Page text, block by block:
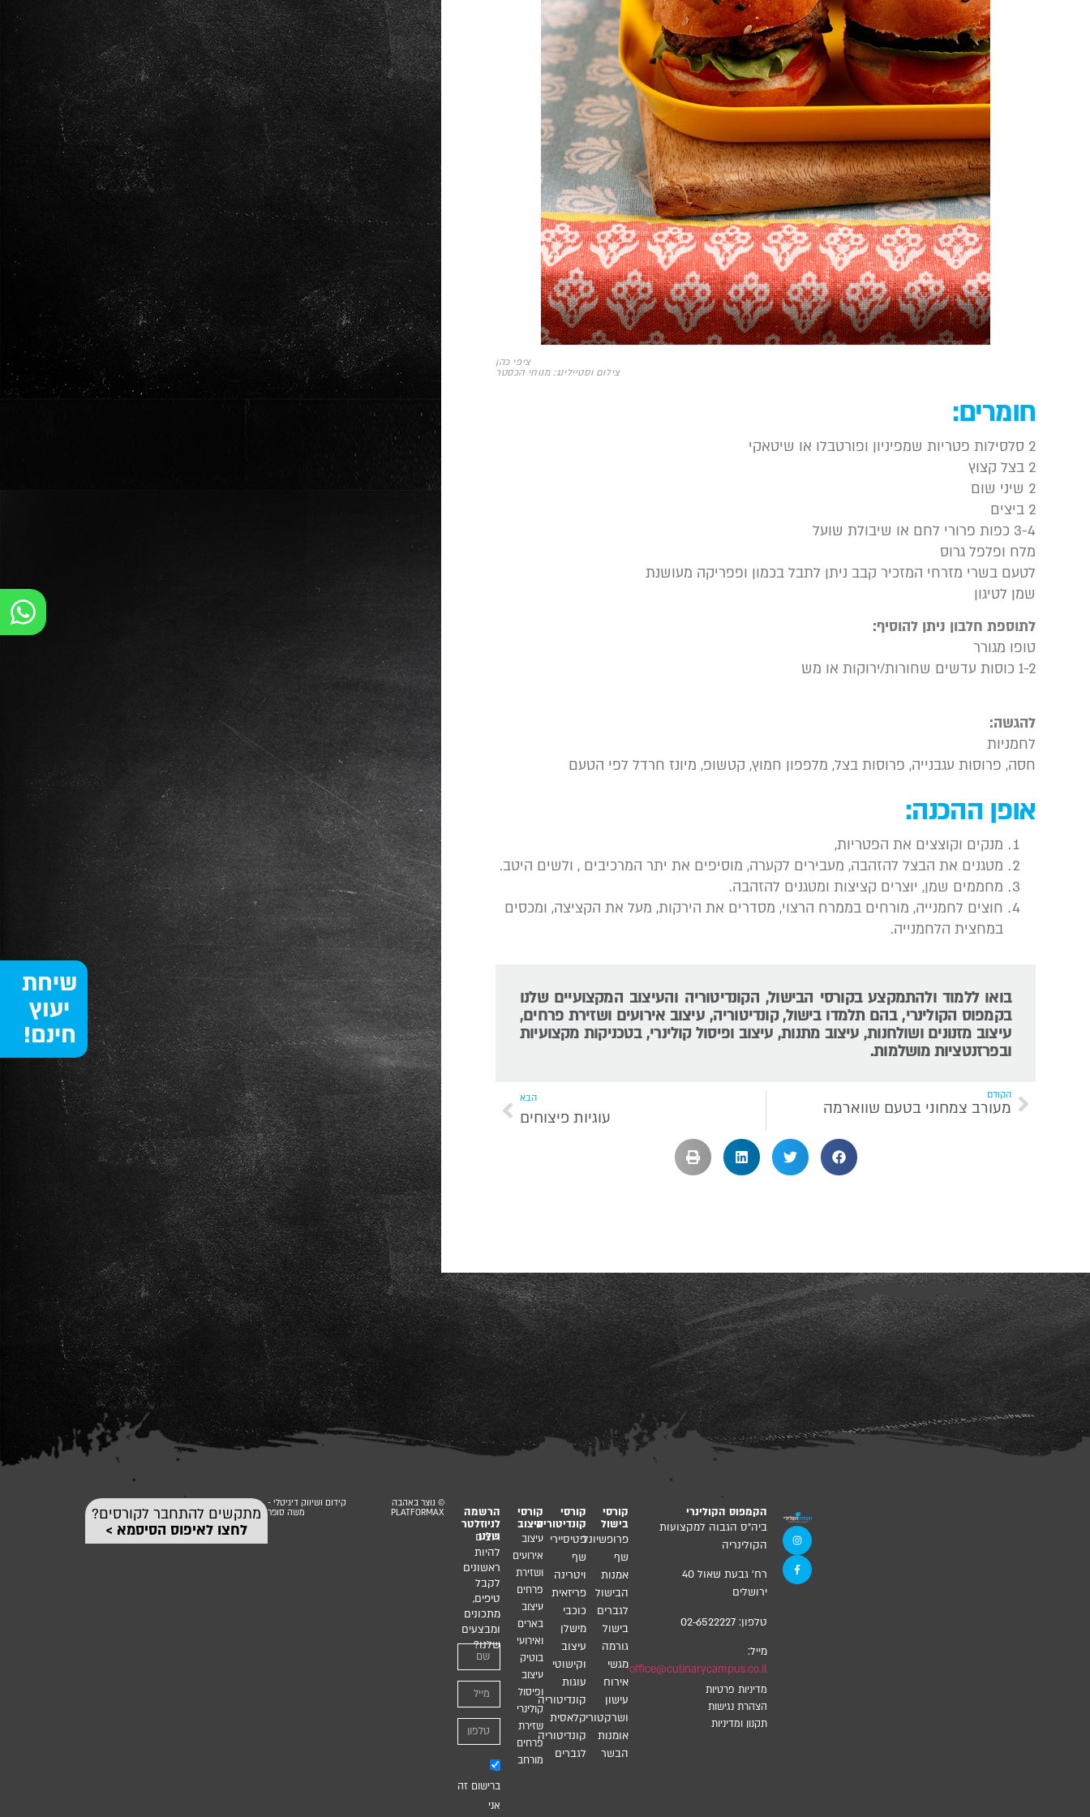
ציפי כהן
צילום וסטיילינג: מנוחי הכסטר
חומרים:
2 סלסילות פטריות שמפיניון ופורטבלו או שיטאקי
2 בצל קצוץ
2 שיני שום
2 ביצים
3-4 כפות פרורי לחם או שיבולת שועל
מלח ופלפל גרוס
לטעם בשרי מזרחי המזכיר קבב ניתן לתבל בכמון ופפריקה מעושנת
שמן לטיגון
לתוספת חלבון ניתן להוסיף:
טופו מגורר
1-2 כוסות עדשים שחורות/ירוקות או מש
להגשה:
לחמניות
חסה, פרוסות עגבנייה, פרוסות בצל, מלפפון חמוץ, קטשופ, מיונז חרדל לפי הטעם
אופן ההכנה:
מנקים וקוצצים את הפטריות,
מטגנים את הבצל להזהבה, מעבירים לקערה, מוסיפים את יתר המרכיבים , ולשים היטב.
מחממים שמן, יוצרים קציצות ומטגנים להזהבה.
חוצים לחמנייה, מורחים בממרח הרצוי, מסדרים את הירקות, מעל את הקציצה, ומכסים
במחצית הלחמנייה.
בואו ללמוד ולהתמקצע בקורסי הבישול, הקונדיטוריה והעיצוב המקצועיים שלנו
בקמפוס הקולינרי, בהם תלמדו בישול, קונדיטוריה, עיצוב אירועים ושזירת פרחים,
עיצוב מזנונים ושולחנות, עיצוב מתנות, עיצוב ופיסול קולינרי, בטכניקות מקצועיות
ובפרזנטציות מושלמות.
הקודם
מעורב צמחוני בטעם שווארמה
הבא
עוגיות פיצוחים
שיחת
יעוץ
חינם!
הקמפוס הקולינרי
ביה”ס הגבוה למקצועות
הקולינריה
רח’ גבעת שאול 40
ירושלים
טלפון: 02-6522227
מייל:
office@culinarycampus.co.il
מדיניות פרטיות
הצהרת נגישות
תקנון ומדיניות
קורסי
בישול
פרופשיונל
שף
אמנות
הבישול
לגברים
בישול
גורמה
מגשי
אירוח
עישון
ושרקטורי
אומנות
הבשר
קורסי
קונדיטוריה
פטיסיירי
שף
ויטרינה
פריזאית
כוכבי
מישלן
עיצוב
וקישוטי
עוגות
קונדיטוריה
קלאסית
קונדיטוריה
לגברים
קורסי
עיצוב
עיצוב
אירועים
ושזירת
פרחים
עיצוב
בארים
ואירועי
בוטיק
עיצוב
ופיסול
קולינרי
שזירת
פרחים
מורחב
הרשמה
לניוזלטר
שלנו
רוצים
להיות
ראשונים
לקבל
טיפים,
מתכונים
ומבצעים
שלנו?
ברישום זה
אני
© נוצר באהבה
PLATFORMAX
קידום ושיווק דיגיטלי -
משה סופר
מתקשים להתחבר לקורסים?
לחצו לאיפוס הסיסמא >